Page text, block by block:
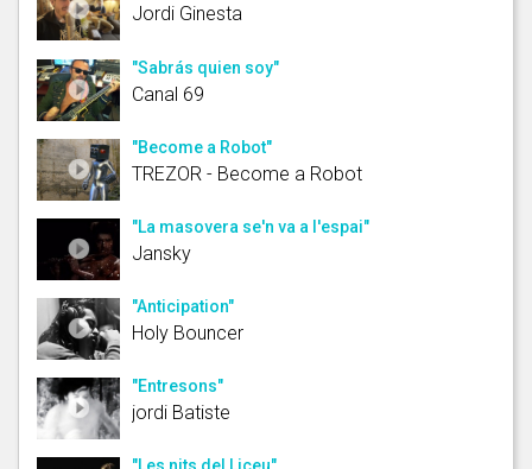
Jordi Ginesta
"Sabrás quien soy"
Canal 69
"Become a Robot"
TREZOR - Become a Robot
"La masovera se'n va a l'espai"
Jansky
"Anticipation"
Holy Bouncer
"Entresons"
jordi Batiste
"Les nits del Liceu"